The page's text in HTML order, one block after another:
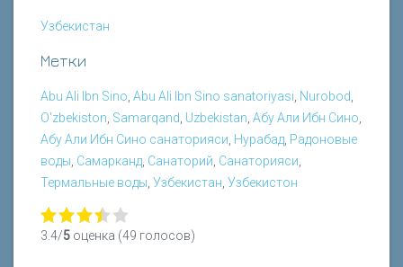
Узбекистан
Метки
Abu Ali Ibn Sino, Abu Ali Ibn Sino sanatoriyasi, Nurobod,
O'zbekiston, Samarqand, Uzbekistan, Абу Али Ибн Сино,
Абу Али Ибн Сино санаторияси, Нурабад, Радоновые
воды, Самарканд, Санаторий, Санаторияси,
Термальные воды, Узбекистан, Узбекистон
3.4/5 оценка (49 голосов)